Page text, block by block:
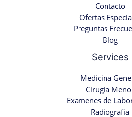
Contacto
Ofertas
Preguntas
Blog
Services
Medicina
Cirugia
Examenes de
Radiografia